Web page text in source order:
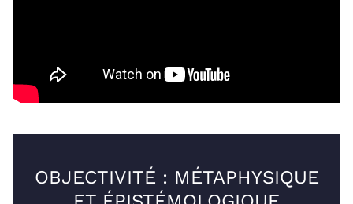
OBJECTIVITÉ : MÉTAPHYSIQUE